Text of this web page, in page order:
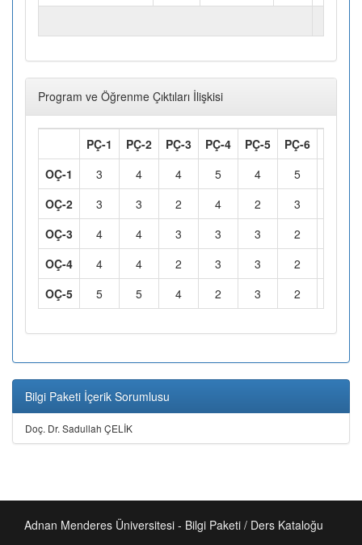
Program ve Öğrenme Çıktıları İlişkisi
PÇ-1 PÇ-2 PÇ-3 PÇ-4 PÇ-5 PÇ-6
OÇ-1
3 4 4 5 4 5
OÇ-2
3 3 2 4 2 3
OÇ-3
4 4 3 3 3 2
OÇ-4
4 4 2 3 3 2
OÇ-5
5 5 4 2 3 2
Bilgi Paketi İçerik Sorumlusu
Doç. Dr. Sadullah ÇELİK
Adnan Menderes Üniversitesi - Bilgi Paketi / Ders Kataloğu